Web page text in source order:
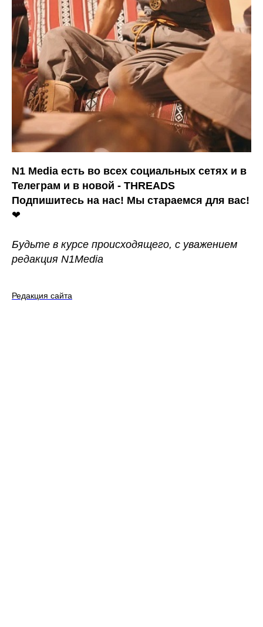
N1 Media есть во всех социальных сетях и в
Телеграм и в новой - THREADS
Подпишитесь на нас! Мы стараемся для вас!
❤
Будьте в курсе происходящего, с уважением
редакция N1Media
Редакция сайта